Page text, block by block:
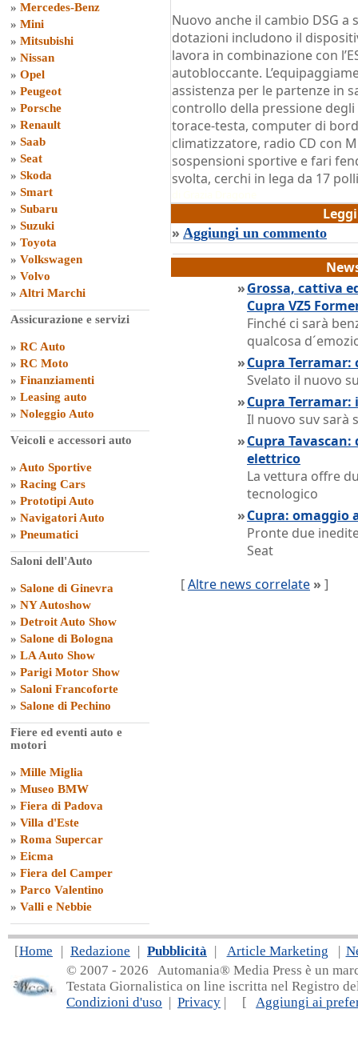
» Mercedes-Benz
» Mini
» Mitsubishi
» Nissan
» Opel
» Peugeot
» Porsche
» Renault
» Saab
» Seat
» Skoda
» Smart
» Subaru
» Suzuki
» Toyota
» Volkswagen
» Volvo
» Altri Marchi
Assicurazione e servizi
» RC Auto
» RC Moto
» Finanziamenti
» Leasing auto
» Noleggio Auto
Veicoli e accessori auto
» Auto Sportive
» Racing Cars
» Prototipi Auto
» Navigatori Auto
» Pneumatici
Saloni dell'Auto
» Salone di Ginevra
» NY Autoshow
» Detroit Auto Show
» Salone di Bologna
» LA Auto Show
» Parigi Motor Show
» Saloni Francoforte
» Salone di Pechino
Fiere ed eventi auto e
motori
» Mille Miglia
» Museo BMW
» Fiera di Padova
» Villa d'Este
» Roma Supercar
» Eicma
» Fiera del Camper
» Parco Valentino
» Valli e Nebbie
Nuovo anche il cambio DSG
dotazioni includono il
lavora in combinazione con
autobloccante.
assistenza per le partenze in
controllo della pressione
torace-testa, computer di
climatizzatore, radio CD con
sospensioni sportive e fari
svolta, cerchi in lega da 17
» Aggiungi un commento
»Grossa, cattiva
Cupra VZ5
Finché ci sarà
qualcosa
»Cupra
Svelato il nuovo
»Cupra
Il nuovo suv sarà
»Cupra
elettrico
La vettura offre
tecnologico
»Cupra: omaggio
Pronte due
Seat
[Altre news correlate » ]
[Home | Redazione | Pubblicità | Article Marketing |
© 2007 - 2026 Automania® Media Press è un
Testata Giornalistica on line iscritta nel Registro
Condizioni d'uso | Privacy | [ Aggiungi ai